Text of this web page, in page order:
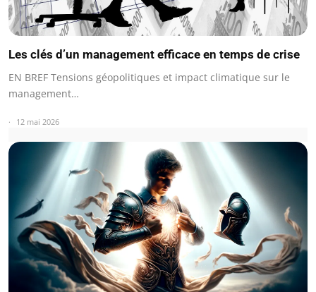
Les clés d’un management efficace en temps de crise
EN BREF Tensions géopolitiques et impact climatique sur le
management…
12 mai 2026